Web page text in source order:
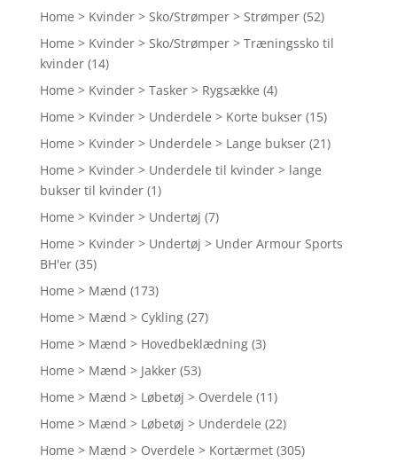
Home > Kvinder > Sko/Strømper > Strømper (52)
Home > Kvinder > Sko/Strømper > Træningssko til
kvinder (14)
Home > Kvinder > Tasker > Rygsække (4)
Home > Kvinder > Underdele > Korte bukser (15)
Home > Kvinder > Underdele > Lange bukser (21)
Home > Kvinder > Underdele til kvinder > lange
bukser til kvinder (1)
Home > Kvinder > Undertøj (7)
Home > Kvinder > Undertøj > Under Armour Sports
BH'er (35)
Home > Mænd (173)
Home > Mænd > Cykling (27)
Home > Mænd > Hovedbeklædning (3)
Home > Mænd > Jakker (53)
Home > Mænd > Løbetøj > Overdele (11)
Home > Mænd > Løbetøj > Underdele (22)
Home > Mænd > Overdele > Kortærmet (305)